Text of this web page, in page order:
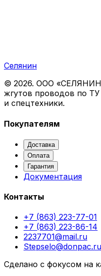
Селянин
© 2026. ООО
жгутов проводов по ТУ
и спецтехники.
Покупателям
Доставка
Оплата
Гарантия
Документация
Контакты
+7 (863) 223-77-01
+7 (863) 223-86-14
2237701@mail.ru
Stepselo@donpac.ru
Сделано с фокусом на